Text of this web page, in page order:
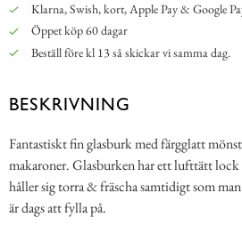
Klarna, Swish, kort, Apple Pay & Google
Öppet köp 60 dagar
Beställ före kl 13 så skickar vi samma dag.
BESKRIVNING
Fantastiskt fin glasburk med färgglatt
makaroner. Glasburken har ett lufttätt
håller sig torra & fräscha samtidigt som
är dags att fylla på.